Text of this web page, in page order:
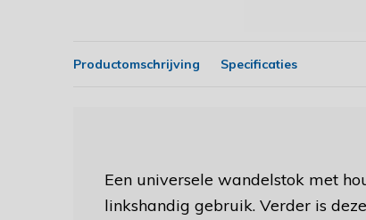
Productomschrijving Specificaties
Een universele wandelstok met
linkshandig gebruik. Verder is